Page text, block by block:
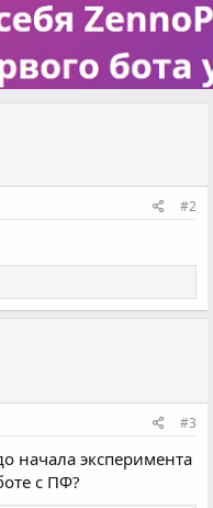
#2
#3
начала эксперимента
с ПФ?